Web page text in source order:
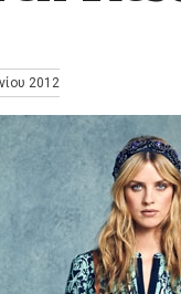
2012